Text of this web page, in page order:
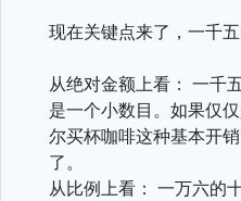
现在关键点来了，一千
从绝对金额上看： 一千
是一个小数目。如果仅
尔买杯咖啡这种基本开
了。
从比例上看： 一万六的